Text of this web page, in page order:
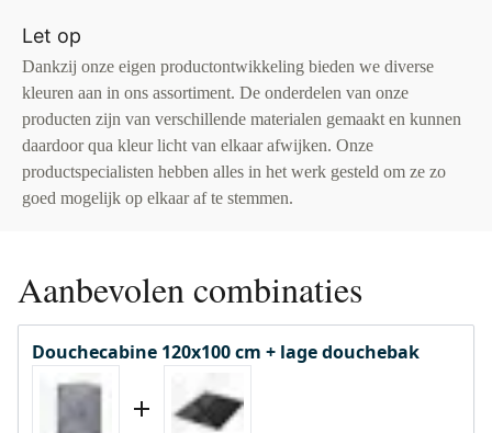
Let op
Dankzij onze eigen productontwikkeling bieden we diverse
kleuren aan in ons assortiment. De onderdelen van onze
producten zijn van verschillende materialen gemaakt en kunnen
daardoor qua kleur licht van elkaar afwijken. Onze
productspecialisten hebben alles in het werk gesteld om ze zo
goed mogelijk op elkaar af te stemmen.
Aanbevolen combinaties
Douchecabine 120x100 cm + lage douchebak